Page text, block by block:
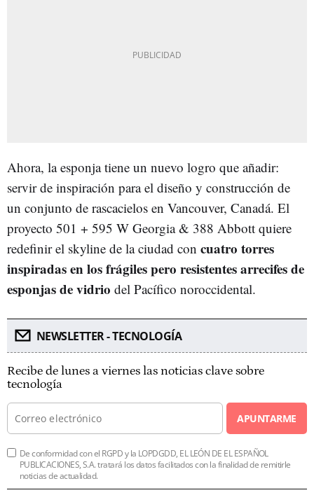
Ahora, la esponja tiene un nuevo logro que añadir:
servir de inspiración para el diseño y construcción de
un conjunto de rascacielos en Vancouver, Canadá. El
proyecto 501 + 595 W Georgia & 388 Abbott quiere
redefinir el skyline de la ciudad con cuatro torres
inspiradas en los frágiles pero resistentes arrecifes de
esponjas de vidrio del Pacífico noroccidental.
NEWSLETTER - TECNOLOGÍA
Recibe de lunes a viernes las noticias clave sobre
tecnología
APUNTARME
De conformidad con el RGPD y la LOPDGDD, EL LEÓN DE EL ESPAÑOL
PUBLICACIONES, S.A. tratará los datos facilitados con la finalidad de remitirle
noticias de actualidad.